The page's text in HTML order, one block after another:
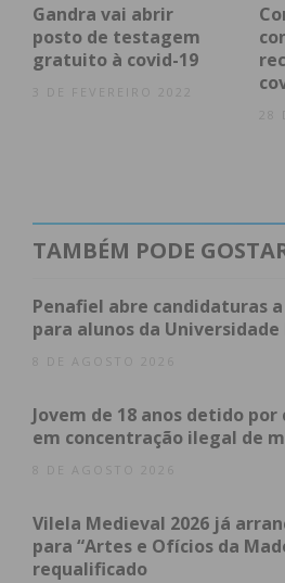
atualizada.
Gandra vai abrir
posto de testagem
gratuito à covid-19
28
TAMBÉM PODE
Penafiel abre candidaturas
para alunos da
8 DE AGOSTO 2026
Jovem de 18 anos detido
em concentração ilegal de
8 DE AGOSTO 2026
Vilela Medieval 2026 já
para “Artes e Ofícios da
requalificado